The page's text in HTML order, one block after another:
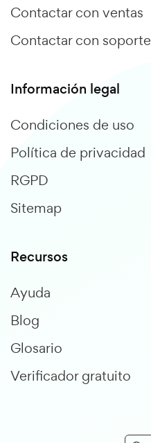
Contactar con ventas
Contactar con soporte
Información legal
Condiciones de uso
Política de privacidad
RGPD
Sitemap
Recursos
Ayuda
Blog
Glosario
Verificador gratuito